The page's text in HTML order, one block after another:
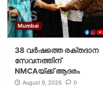
Mumbai
38 വർഷത്തെ രക്തദാന
സേവനത്തിന്
NMCAയ്ക്ക് ആദരം
August 9, 2026 0